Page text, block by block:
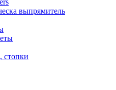
выпрямитель
стопки